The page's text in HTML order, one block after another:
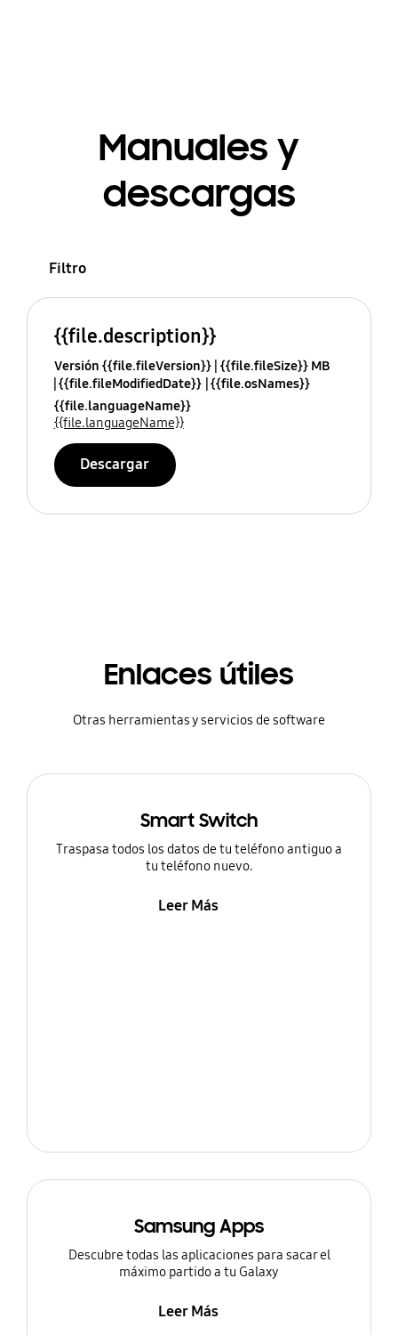
Manuales y
descargas
Filtro
{{file.description}}
Versión {{file.fileVersion}} {{file.fileSize}} MB
{{file.fileModifiedDate}} {{file.osNames}}
{{file.languageName}}
{{file.languageName}}
Descargar
Enlaces útiles
Otras herramientas y servicios de software
Smart Switch
Traspasa todos los datos de tu teléfono antiguo a
tu teléfono nuevo.
Leer Más
Samsung Apps
Descubre todas las aplicaciones para sacar el
máximo partido a tu Galaxy
Leer Más